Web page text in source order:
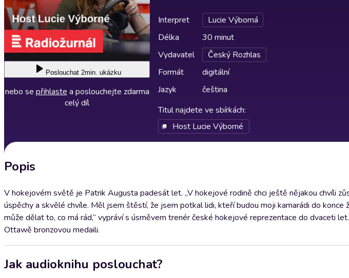
Poslouchat 2min. ukázku
nebo se přihlaste a poslouchejte zdarma
celý díl
Interpret
Lucie Výborná
Délka
30 minut
Vydavatel
Český Rozhlas
Formát
digitální
Jazyk
čeština
Titul najdete ve sbírkách:
Host Lucie Výborné
Popis
V hokejovém světě je Patrik Augusta padesát let. „V hokejové rodině chci ještě nějakou chvíli
úspěchy a skvělé chvíle. Měl jsem štěstí, že jsem potkal lidi, kteří budou moji kamarádi do konce
může dělat to, co má rád,“ vypráví s úsměvem trenér české hokejové reprezentace do dvaceti
Ottawě bronzovou medaili.
Jak audioknihu poslouchat?